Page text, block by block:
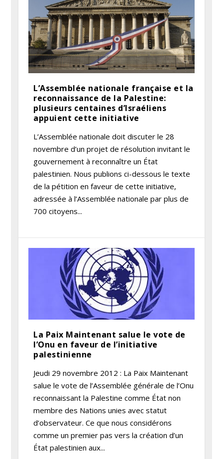
L’Assemblée nationale française et la
reconnaissance de la Palestine:
plusieurs centaines d’Israéliens
appuient cette initiative
L’Assemblée nationale doit discuter le 28
novembre d’un projet de résolution invitant le
gouvernement à reconnaître un État
palestinien. Nous publions ci-dessous le texte
de la pétition en faveur de cette initiative,
adressée à l’Assemblée nationale par plus de
700 citoyens...
La Paix Maintenant salue le vote de
l’Onu en faveur de l’initiative
palestinienne
Jeudi 29 novembre 2012 : La Paix Maintenant
salue le vote de l’Assemblée générale de l’Onu
reconnaissant la Palestine comme État non
membre des Nations unies avec statut
d’observateur. Ce que nous considérons
comme un premier pas vers la création d’un
État palestinien aux...